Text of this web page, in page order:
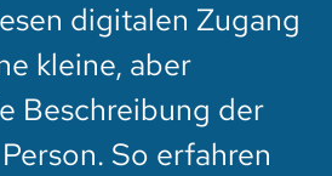
digitalen Zugang
kleine, aber
Beschreibung der
So erfahren